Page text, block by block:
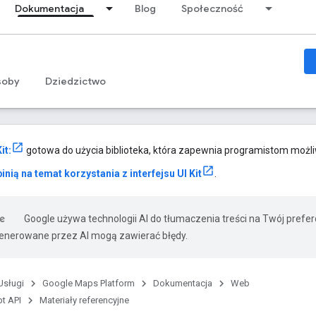
Dokumentacja Blog Społeczność
Dziedzictwo
gotowa do użycia biblioteka, która zapewnia programistom
na temat korzystania z interfejsu UI Kit .
Google używa technologii AI do tłumaczenia treści na Twój
przez AI mogą zawierać błędy.
Google Maps Platform Dokumentacja
Web
API
Materiały referencyjne